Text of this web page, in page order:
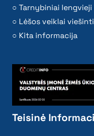
Tarnybiniai
Lėšos veiklai viešinti
Kita informacija
Teisinė